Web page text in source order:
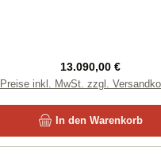
Regulärer Preis:
13.090,00 €
Preise inkl. MwSt. zzgl.
In den Warenkorb